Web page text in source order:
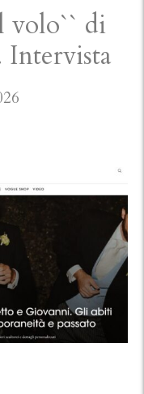
volo`` di
Intervista